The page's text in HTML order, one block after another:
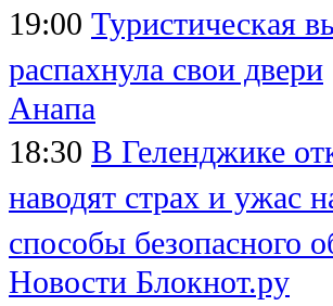
19:00 Туристическая
распахнула свои двери
Анапа
18:30 В Геленджике
наводят страх и ужас
способы безопасного
Новости Блокнот.ру